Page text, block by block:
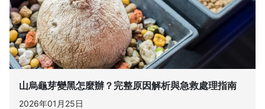
山烏龜芽變黑怎麼辦？完整原因解析與急救處理指南
2026年01月25日